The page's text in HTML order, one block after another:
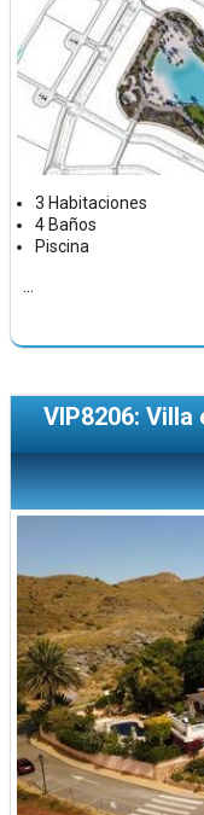
3 Habitaciones
4 Baños
Piscina
...
VIP8206: Villa